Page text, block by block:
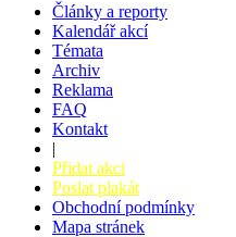
Články a reporty
Kalendář akcí
Témata
Archiv
Reklama
FAQ
Kontakt
|
Přidat akci
Poslat plakát
Obchodní podmínky
Mapa stránek